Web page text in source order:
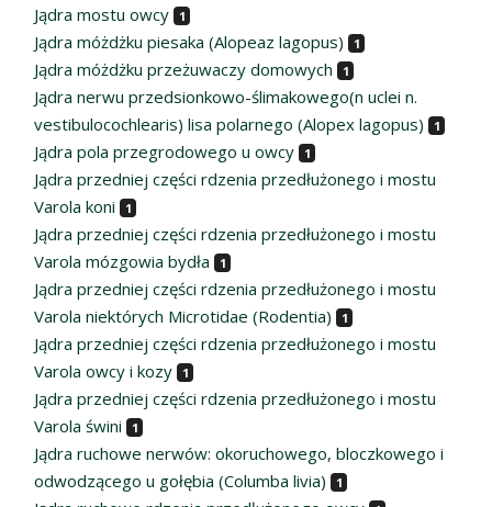
Jądra mostu owcy 1
Jądra móżdżku piesaka (Alopeaz lagopus) 1
Jądra móżdżku przeżuwaczy domowych 1
Jądra nerwu przedsionkowo-ślimakowego(n uclei n.
vestibulocochlearis) lisa polarnego (Alopex lagopus)
1
Jądra pola przegrodowego u owcy 1
Jądra przedniej części rdzenia przedłużonego i mostu
Varola koni
1
Jądra przedniej części rdzenia przedłużonego i mostu
Varola mózgowia bydła
1
Jądra przedniej części rdzenia przedłużonego i mostu
Varola niektórych Microtidae (Rodentia)
1
Jądra przedniej części rdzenia przedłużonego i mostu
Varola owcy i kozy
1
Jądra przedniej części rdzenia przedłużonego i mostu
Varola świni
1
Jądra ruchowe nerwów: okoruchowego, bloczkowego i
odwodzącego u gołębia (Columba livia)
1